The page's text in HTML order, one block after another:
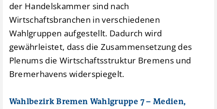
der Handelskammer sind nach
Wirtschaftsbranchen in verschiedenen
Wahlgruppen aufgestellt. Dadurch wird
gewährleistet, dass die Zusammensetzung des
Plenums die Wirtschaftsstruktur Bremens und
Bremerhavens widerspiegelt.
Wahlbezirk Bremen Wahlgruppe 7 – Medien,